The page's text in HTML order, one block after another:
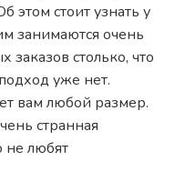
этом стоит узнать у
занимаются очень
столько, что
уже нет.
вам любой размер.
странная
не любят